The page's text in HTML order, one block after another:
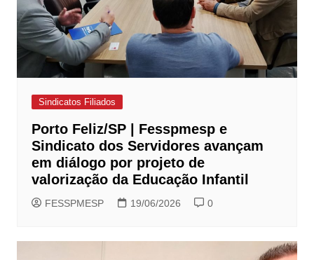
Sindicatos Filiados
Porto Feliz/SP | Fesspmesp e
Sindicato dos Servidores avançam
em diálogo por projeto de
valorização da Educação Infantil
FESSPMESP 19/06/2026 0